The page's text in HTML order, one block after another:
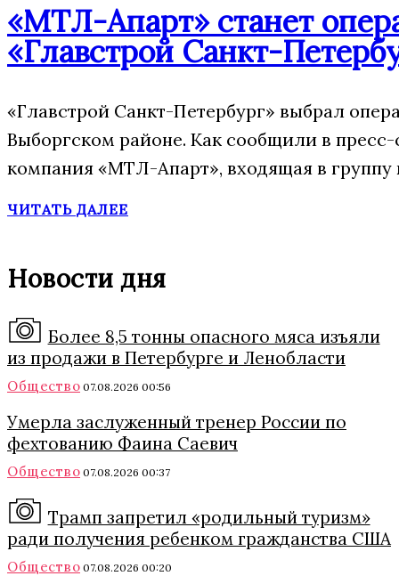
«МТЛ-Апарт» станет
«Главстрой Санкт-
«Главстрой Санкт-Петербург» выбрал
Выборгском районе. Как сообщили в
компания «МТЛ-Апарт», входящая в группу
ЧИТАТЬ ДАЛЕЕ
Новости дня
Более 8,5 тонны опасного мяса изъяли
из продажи в Петербурге и Ленобласти
Общество 07.08.2026 00:56
Умерла заслуженный тренер России по
фехтованию Фаина Саевич
Общество 07.08.2026 00:37
Трамп запретил «родильный туризм»
ради получения ребенком гражданства США
Общество 07.08.2026 00:20